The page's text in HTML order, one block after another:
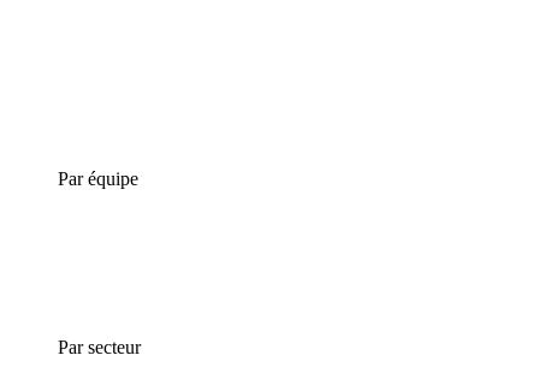
Par équipe
Par secteur